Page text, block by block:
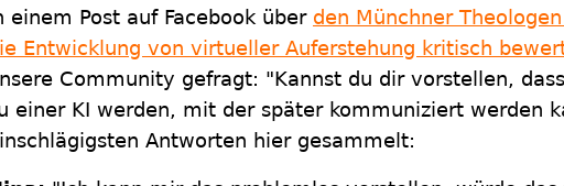
einem Post auf Facebook über den Münchner
Entwicklung von virtueller Auferstehung kritisch
Community gefragt: "Kannst du dir vorstellen,
einer KI werden, mit der später kommuniziert werden
Antworten hier gesammelt: